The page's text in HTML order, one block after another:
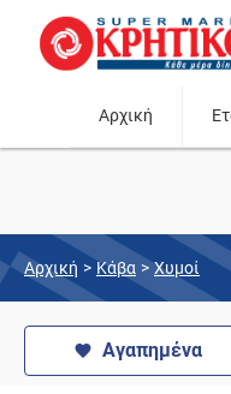
Αρχική
Αρχική > Κάβα > Χυμοί
Αγαπημένα